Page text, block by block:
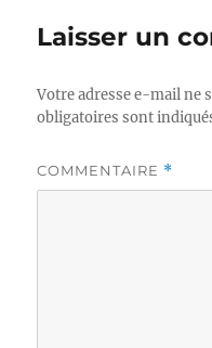
Laisser un
Votre adresse e-mail ne
obligatoires sont
COMMENTAIRE *